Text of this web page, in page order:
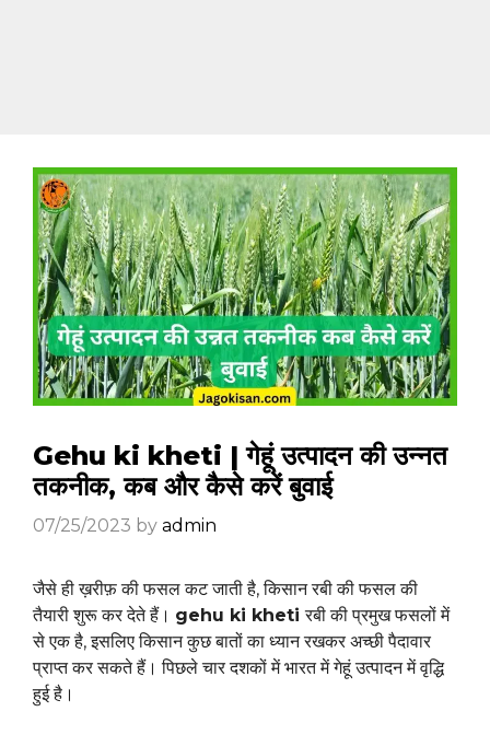
Gehu ki kheti | गेहूं उत्पादन की उन्नत
तकनीक, कब और कैसे करें बुवाई
07/25/2023 by admin
जैसे ही ख़रीफ़ की फसल कट जाती है, किसान रबी की फसल की
तैयारी शुरू कर देते हैं। gehu ki khetiरबी की प्रमुख फसलों में
से एक है, इसलिए किसान कुछ बातों का ध्यान रखकर अच्छी पैदावार
प्राप्त कर सकते हैं। पिछले चार दशकों में भारत में गेहूं उत्पादन में वृद्धि
हुई है।